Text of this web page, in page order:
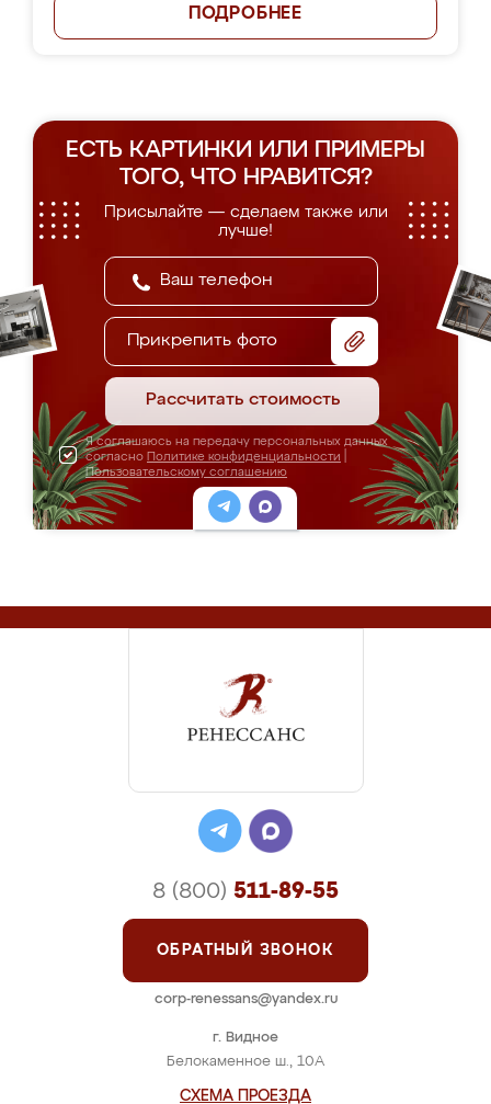
ПОДРОБНЕЕ
ЕСТЬ КАРТИНКИ ИЛИ ПРИМЕРЫ
ТОГО, ЧТО НРАВИТСЯ?
Присылайте — сделаем также или
лучше!
Прикрепить фото
Рассчитать стоимость
Я соглашаюсь на передачу персональных данных
согласно Политике конфиденциальности
Пользовательскому соглашению
г. Видное
Белокаменное ш., 10А
СХЕМА ПРОЕЗДА
8 (800) 511-89-55
ОБРАТНЫЙ ЗВОНОК
corp-renessans@yandex.ru